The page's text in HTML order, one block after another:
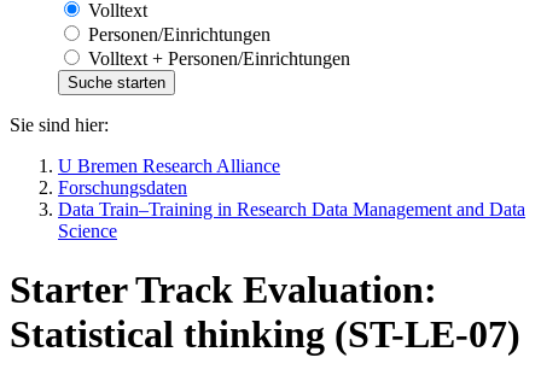
Volltext
Personen/Einrichtungen
Volltext + Personen/Einrichtungen
Sie sind hier:
U Bremen Research Alliance
Forschungsdaten
Data Train–Training in Research Data Management and Data
Science
Starter Track Evaluation:
Statistical thinking (ST-LE-07)